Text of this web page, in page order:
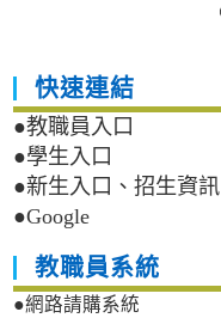
快速連結
●教職員入口
●學生入口
●新生入口、招生資訊
●Google
教職員系統
●網路請購系統